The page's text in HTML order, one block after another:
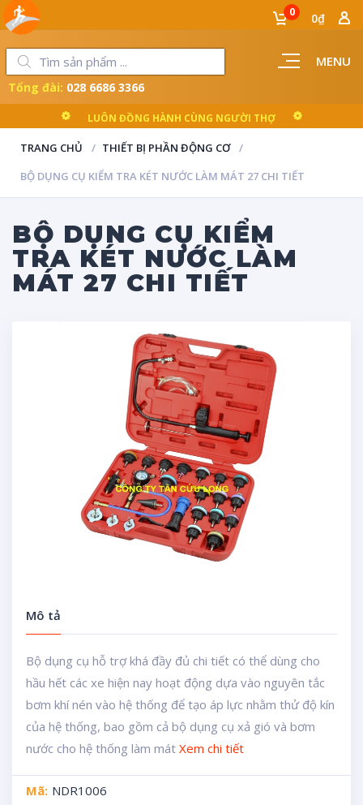
MENU
0 0₫
LUÔN ĐỒNG HÀNH CÙNG NGƯỜI THỢ
Tổng đài: 028 6686 3366
TRANG CHỦ
THIẾT BỊ PHẦN ĐỘNG CƠ
BỘ DỤNG CỤ KIỂM TRA KÉT NƯỚC LÀM MÁT 27 CHI TIẾT
BỘ DỤNG CỤ KIỂM
TRA KÉT NƯỚC LÀM
MÁT 27 CHI TIẾT
Mô tả
Bộ dụng cụ hỗ trợ khá đầy đủ chi tiết có thể dùng cho
hầu hết các xe hiện nay hoạt động dựa vào nguyên tắc
bơm khí nén vào hệ thống để tạo áp lực nhằm thử độ kín
của hệ thống, bao gồm cả bộ dụng cụ xả gió và bơm
nước cho hệ thống làm mát Xem chi tiết
Mã: NDR1006